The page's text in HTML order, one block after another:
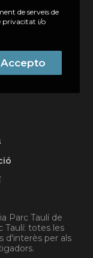
Parc Taulí de
Taulí: totes les
d'interès per als
de serveis de
privacitat i/o
Accepto